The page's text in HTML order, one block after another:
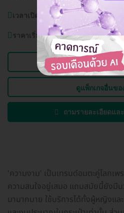
เวลาเปิดบริการ:จันทร์-อาทิตย์
ราคาเริ่มต้นที่35,000 บาท
ดูข้อมูลคลิ
ดูแพ็กเกจอื่นข
ถามรายละเอียดแล
'ความงาม' เป็นเทรนด์อมตะคู่โลกเ
ความสนใจอยู่เสมอ แถมสมัยนี้ยังมี
มามากมาย ใช้บริการได้ทั้งผู้หญิงแ